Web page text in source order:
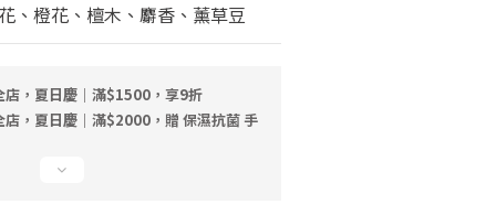
、橙花、檀木、麝香、薰草豆
，夏日慶｜滿$1500，享9折
，夏日慶｜滿$2000，贈 保濕抗菌 手